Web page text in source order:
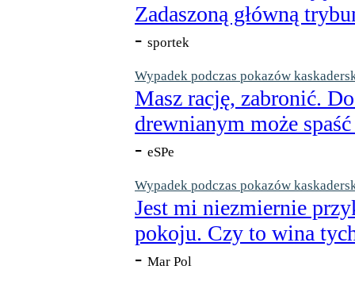
Zadaszoną główną
- sportek
Wypadek podczas pokazów
Masz rację, zabronić.
drewnianym może
- eSPe
Wypadek podczas pokazów
Jest mi niezmiernie
pokoju. Czy to wina
- Mar Pol